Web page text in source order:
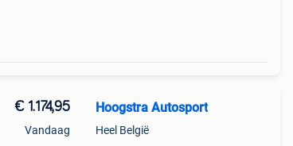
€ 1.174,95
Vandaag
Hoogstra Autosport
Heel België